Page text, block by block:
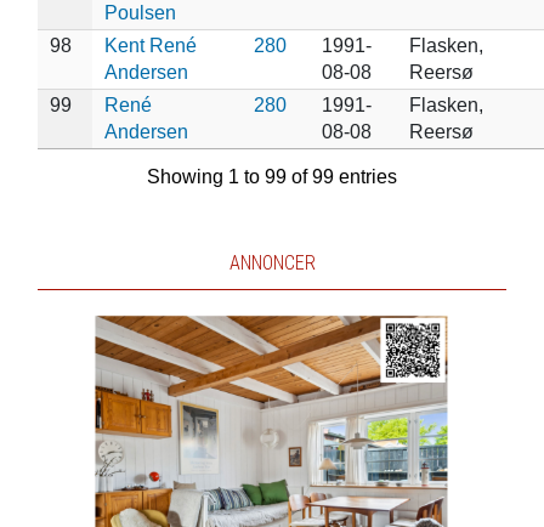
Poulsen
98
Kent René
Andersen
280
1991-
08-08
Flasken,
Reersø
99
René
Andersen
280
1991-
08-08
Flasken,
Reersø
Showing 1 to 99 of 99 entries
ANNONCER